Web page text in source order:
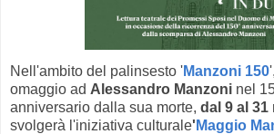
Nell'ambito del palinsesto 'Manzoni 150
omaggio ad Alessandro Manzoni nel
anniversario dalla sua morte, dal 9 al 31
svolgerà l'iniziativa culturale' Maggio